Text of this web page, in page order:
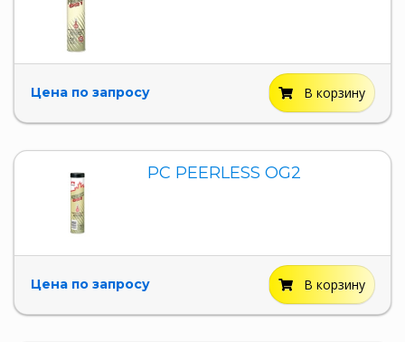
Цена по запросу В корзину
PC PEERLESS OG2
Цена по запросу В корзину